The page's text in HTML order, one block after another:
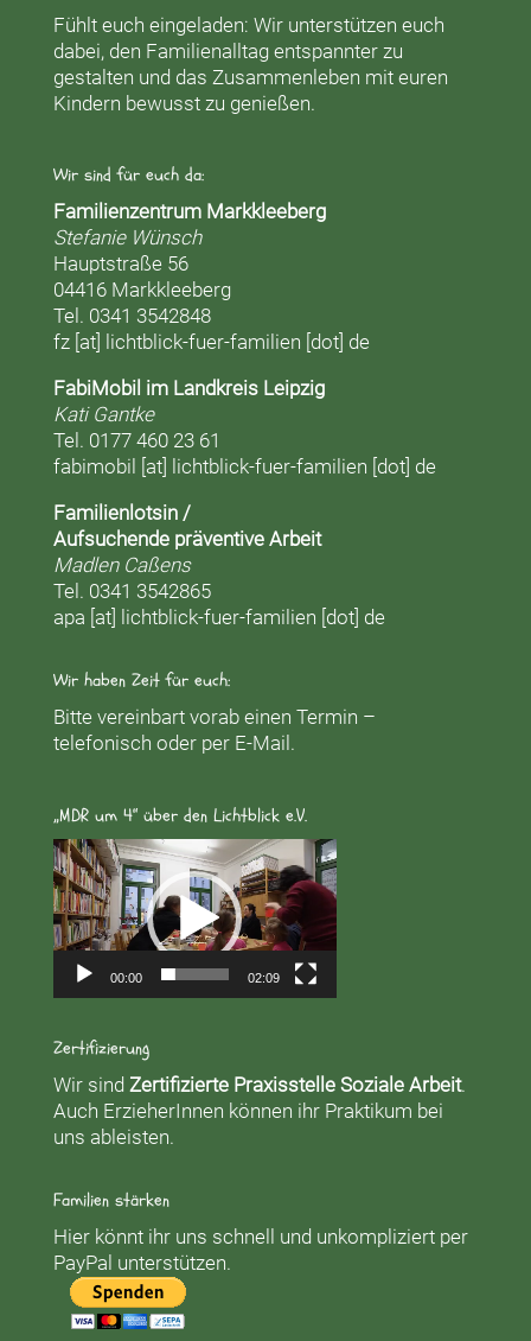
Fühlt euch eingeladen: Wir unterstützen euch
dabei, den Familienalltag entspannter zu
gestalten und das Zusammenleben mit euren
Kindern bewusst zu genießen.
Wir sind für euch da:
Familienzentrum Markkleeberg
Stefanie Wünsch
Hauptstraße 56
04416 Markkleeberg
Tel. 0341 3542848
fz [at] lichtblick-fuer-familien [dot] de
FabiMobil im Landkreis Leipzig
Kati Gantke
Tel. 0177 460 23 61
fabimobil [at] lichtblick-fuer-familien [dot] de
Familienlotsin /
Aufsuchende präventive Arbeit
Madlen Caßens
Tel. 0341 3542865
apa [at] lichtblick-fuer-familien [dot] de
Wir haben Zeit für euch:
Bitte vereinbart vorab einen Termin –
telefonisch oder per E-Mail.
„MDR um 4“ über den Lichtblick e.V.
Video-
Player
00:00 02:09
Zertifizierung
Wir sind Zertifizierte Praxisstelle Soziale Arbeit.
Auch ErzieherInnen können ihr Praktikum bei
uns ableisten.
Familien stärken
Hier könnt ihr uns schnell und unkompliziert per
PayPal unterstützen.